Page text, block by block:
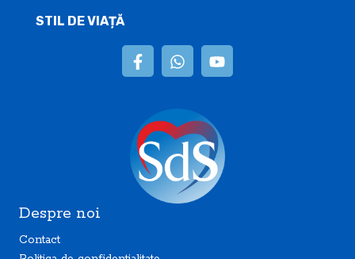
STIL DE VIAȚĂ
Despre noi
Contact